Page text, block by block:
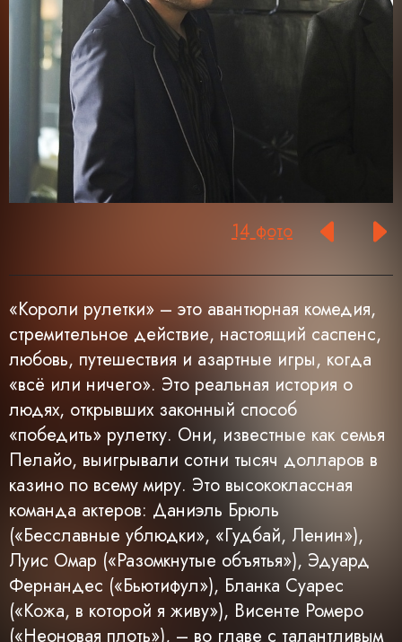
14 фото
«Короли рулетки» – это авантюрная комедия,
стремительное действие, настоящий саспенс,
любовь, путешествия и азартные игры, когда
«всё или ничего». Это реальная история о
людях, открывших законный способ
«победить» рулетку. Они, известные как семья
Пелайо, выигрывали сотни тысяч долларов в
казино по всему миру. Это высококлассная
команда актеров: Даниэль Брюль
(«Бесславные ублюдки», «Гудбай, Ленин»),
Луис Омар («Разомкнутые объятья»), Эдуард
Фернандес («Бьютифул»), Бланка Суарес
(«Кожа, в которой я живу»), Висенте Ромеро
(«Неоновая плоть»), – во главе с талантливым